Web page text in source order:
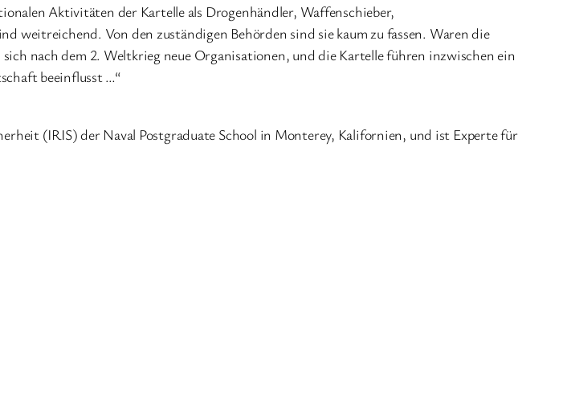
Aktivitäten der Kartelle als Drogenhändler, Waffenschieber,
weitreichend. Von den zuständigen Behörden sind sie kaum zu fassen. Waren die
nach dem 2. Weltkrieg neue Organisationen, und die Kartelle führen inzwischen ein
beeinflusst …“
(IRIS) der Naval Postgraduate School in Monterey, Kalifornien, und ist Experte für